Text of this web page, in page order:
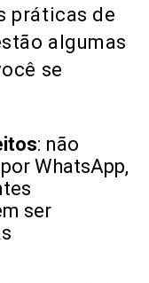
práticas de
algumas
se
: não
WhatsApp,
ser